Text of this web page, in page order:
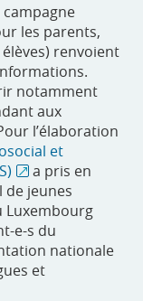
campagne
les parents,
renvoient
notamment
aux
l’élaboration
et
a pris en
de jeunes
Luxembourg
e-s du
nationale
et